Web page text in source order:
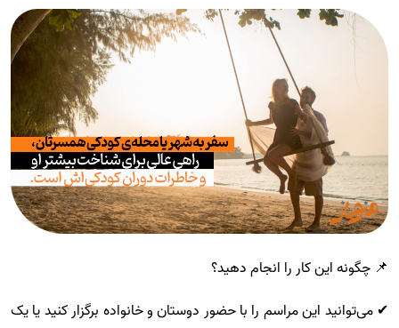
📌 چگونه این کار را انجام دهید؟
✔ می‌توانید این مراسم را با حضور دوستان و خانواده برگزار کنید یا یک